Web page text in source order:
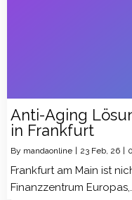
Anti-Aging
in Frankfurt
By mandaonline 23 Feb, 26
Frankfurt am Main ist
Finanzzentrum